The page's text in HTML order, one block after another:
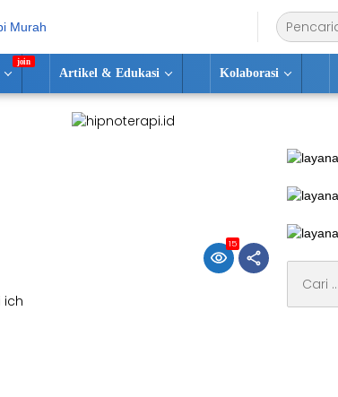
Artikel & Edukasi Kolaborasi
15
untuk: